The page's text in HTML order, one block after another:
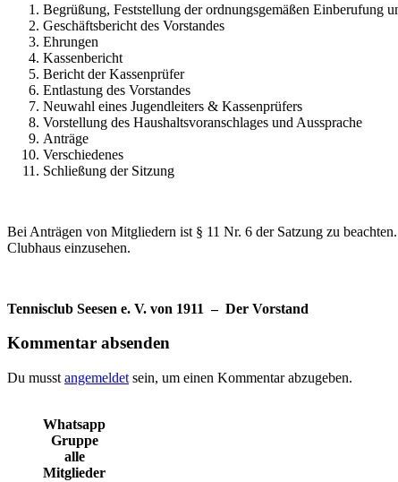
Begrüßung, Feststellung der ordnungsgemäßen Einberufung
Geschäftsbericht des Vorstandes
Ehrungen
Kassenbericht
Bericht der Kassenprüfer
Entlastung des Vorstandes
Neuwahl eines Jugendleiters & Kassenprüfers
Vorstellung des Haushaltsvoranschlages und Aussprache
Anträge
Verschiedenes
Schließung der Sitzung
Bei Anträgen von Mitgliedern ist § 11 Nr. 6 der Satzung zu
Clubhaus einzusehen.
Tennisclub Seesen e. V. von 1911 – Der Vorstand
Kommentar absenden
Du musst angemeldet sein, um einen Kommentar abzugeben.
Whatsapp
Gruppe
alle
Mitglieder